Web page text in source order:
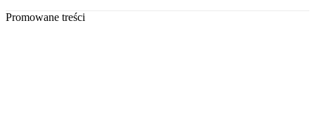
Promowane treści